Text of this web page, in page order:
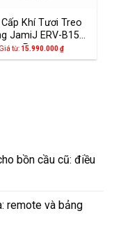
Cấp Khí Tươi Treo
JamiJ ERV-B150
Pro
Giá từ: 15.990.000₫
bồn cầu cũ: điều
remote và bảng